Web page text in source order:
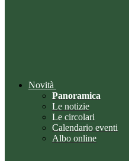
Novità
Panoramica
Le notizie
Le circolari
Calendario eventi
Albo online